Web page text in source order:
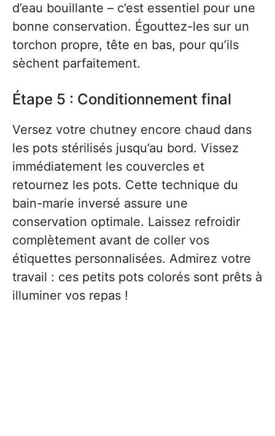
d’eau bouillante – c’est essentiel pour une
bonne conservation. Égouttez-les sur un
torchon propre, tête en bas, pour qu’ils
sèchent parfaitement.
Étape 5 : Conditionnement final
Versez votre chutney encore chaud dans
les pots stérilisés jusqu’au bord. Vissez
immédiatement les couvercles et
retournez les pots. Cette technique du
bain-marie inversé assure une
conservation optimale. Laissez refroidir
complètement avant de coller vos
étiquettes personnalisées. Admirez votre
travail : ces petits pots colorés sont prêts à
illuminer vos repas !